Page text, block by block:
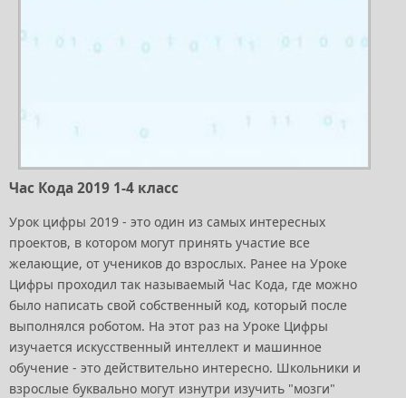
Час Кода 2019 1-4 класс
Урок цифры 2019 - это один из самых интересных
проектов, в котором могут принять участие все
желающие, от учеников до взрослых. Ранее на Уроке
Цифры проходил так называемый Час Кода, где можно
было написать свой собственный код, который после
выполнялся роботом. На этот раз на Уроке Цифры
изучается искусственный интеллект и машинное
обучение - это действительно интересно. Школьники и
взрослые буквально могут изнутри изучить "мозги"